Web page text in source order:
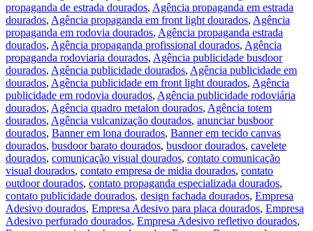
propaganda de estrada dourados, Agência propaganda em estrada
dourados, Agência propaganda em front light dourados, Agência
propaganda em rodovia dourados, Agência propaganda estrada
dourados, Agência propaganda profissional dourados, Agência
propaganda rodoviaria dourados, Agência publicidade busdoor
dourados, Agência publicidade dourados, Agência publicidade em
dourados, Agência publicidade em front light dourados, Agência
publicidade em rodovia dourados, Agência publicidade rodoviária
dourados, Agência quadro metalon dourados, Agência totem
dourados, Agência vulcanização dourados, anunciar busboor
dourados, Banner em lona dourados, Banner em tecido canvas
dourados, busdoor barato dourados, busdoor dourados, cavelete
dourados, comunicação visual dourados, contato comunicação
visual dourados, contato empresa de midia dourados, contato
outdoor dourados, contato propaganda especializada dourados,
contato publicidade dourados, design fachada dourados, Empresa
Adesivo dourados, Empresa Adesivo para placa dourados, Empresa
Adesivo perfurado dourados, Empresa Adesivo refletivo dourados,